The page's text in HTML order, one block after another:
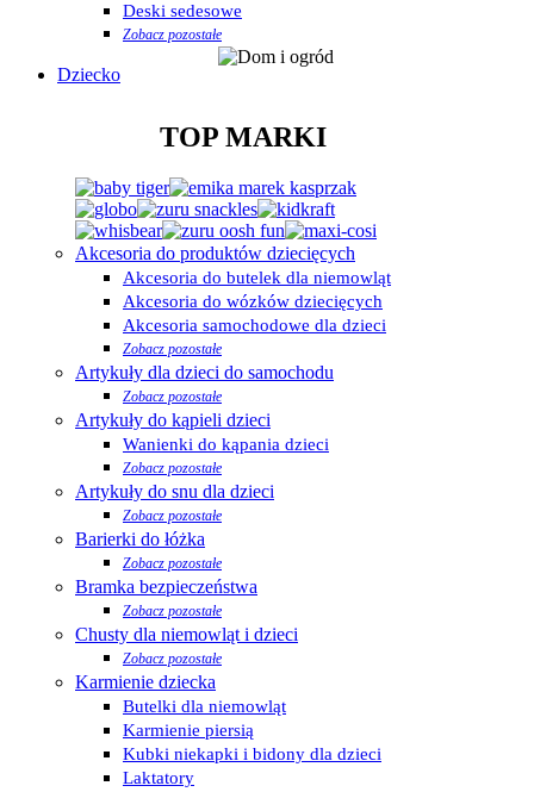
Deski sedesowe
Zobacz pozostałe
Dziecko
TOP MARKI
Akcesoria do produktów dziecięcych
Akcesoria do butelek dla niemowląt
Akcesoria do wózków dziecięcych
Akcesoria samochodowe dla dzieci
Zobacz pozostałe
Artykuły dla dzieci do samochodu
Zobacz pozostałe
Artykuły do kąpieli dzieci
Wanienki do kąpania dzieci
Zobacz pozostałe
Artykuły do snu dla dzieci
Zobacz pozostałe
Barierki do łóżka
Zobacz pozostałe
Bramka bezpieczeństwa
Zobacz pozostałe
Chusty dla niemowląt i dzieci
Zobacz pozostałe
Karmienie dziecka
Butelki dla niemowląt
Karmienie piersią
Kubki niekapki i bidony dla dzieci
Laktatory